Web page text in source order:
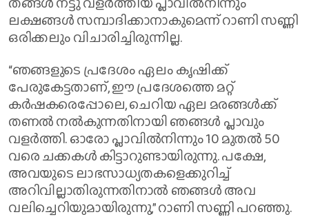
ലക്ഷങ്ങൾ സമ്പാദിക്കാനാകുമെന്ന് റാണി സണ്ണി
ഒരിക്കലും വിചാരിച്ചിരുന്നില്ല.
“ഞങ്ങളുടെ പ്രദേശം ഏലം കൃഷിക്ക്
പേരുകേട്ടതാണ്, ഈ പ്രദേശത്തെ മറ്റ്
കർഷകരെപ്പോലെ, ചെറിയ ഏല മരങ്ങൾക്ക്
തണൽ നൽകുന്നതിനായി ഞങ്ങൾ പ്ലാവും
വളർത്തി. ഓരോ പ്ലാവിൽനിന്നും 10 മുതൽ 50
വരെ ചക്കകൾ കിട്ടാറുണ്ടായിരുന്നു. പക്ഷേ,
അവയുടെ ലാഭസാധ്യതകളെക്കുറിച്ച്
അറിവില്ലാതിരുന്നതിനാൽ ഞങ്ങൾ അവ
വലിച്ചെറിയുമായിരുന്നു,” റാണി സണ്ണി പറഞ്ഞു.